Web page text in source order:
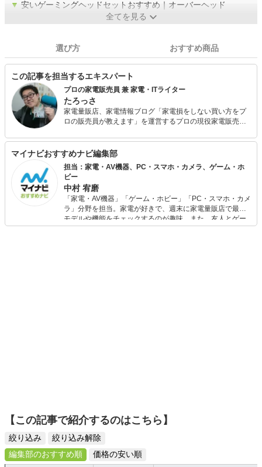
▼ 安いゲーミングヘッドセットおすすめ｜オーバーヘッド
全てを見る
選び方 おすすめ商品
この記事を担当するエキスパート
プロの家電販売員 兼 家電・ITライター
たろっさ
家電量販店、家電情報ブログ「家電損をしない買い方をプ
ロの販売員が教えます」を運営するプロの現役家電販売
ルバイトを経てそのまま家電量販店の道へと進んで15年
弱。 個人で年間2億円を売り上げ、数々の法人内コンテス
ト等で表彰された経験を持っています。 家電アドバイザー
の資格を有し、家電と名の付く物全てに精通しています。
家電で分からないことはありません。 現在は家電ライター
の業務も通して「全ての人が平等に良い家電に巡り会える
機会の提供」に尽力しています。
マイナビおすすめナビ編集部
担当：家電・AV機器、PC・スマホ・カメラ、ゲーム・ホ
ビー
中村 宥磨
「家電・AV機器」「ゲーム・ホビー」「PC・スマホ・カメ
ラ」分野を担当。家電が好きで、週末に家電量販店で最新
モデルや機能をチェックするのが趣味。また、友人とゲー
ムを楽しみながら、新作タイトルやイベント情報もいち早
【この記事で紹介するのはこちら】
絞り込み
絞り込み解除
編集部のおすすめ順
価格の安い順